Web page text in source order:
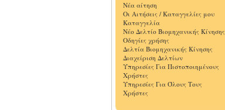
Νέα αίτηση
Οι Αιτήσεις / Καταγγελίες μου
Καταγγελία
Νέο Δελτίο Βιομηχανικής Κίνησης
Οδηγίες χρήσης
Δελτία Βιομηχανικής Κίνησης
Διαχείριση Δελτίων
Υπηρεσίες Για Πιστοποιημένους
Χρήστες
Υπηρεσίες Για Όλους Τους
Χρήστες